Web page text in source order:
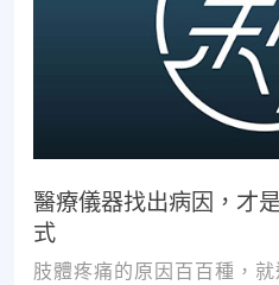
醫療儀器找出病因，才
式
肢體疼痛的原因百百種，